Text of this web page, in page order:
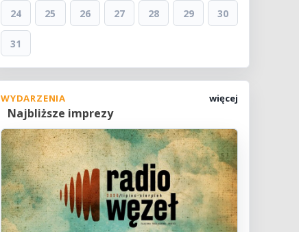
24 25 26 27 28 29 30
31
WYDARZENIA
Najbliższe imprezy
więcej